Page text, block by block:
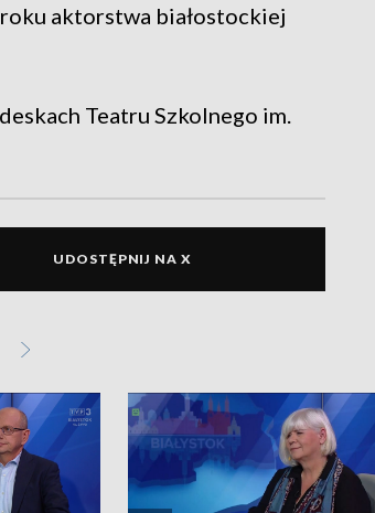
aktorstwa białostockiej
Teatru Szkolnego im.
UDOSTĘPNIJ NA X